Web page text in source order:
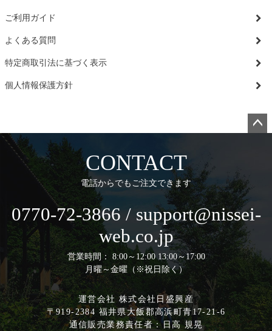
ご利用ガイド
よくある質問
特定商取引法に基づく表示
個人情報保護方針
へ
CONTACT
電話からでもご注文できます
0770-72-3866 / support@nissei-
web.co.jp
営業時間： 8:00～12:00 13:00～17:00
月曜～金曜（※祝日除く）
運営会社 株式会社日盛興産
〒919-2384 福井県大飯郡高浜町青17-21-6
通信販売業務責任者：日高 規晃